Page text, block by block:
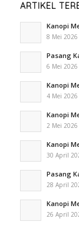
ARTIKEL
Kanopi
8 Mei 2026
Pasang
6 Mei 2026
Kanopi
4 Mei 2026
Kanopi
2 Mei 2026
Kanopi
30 April
Pasang
28 April
Kanopi
26 April